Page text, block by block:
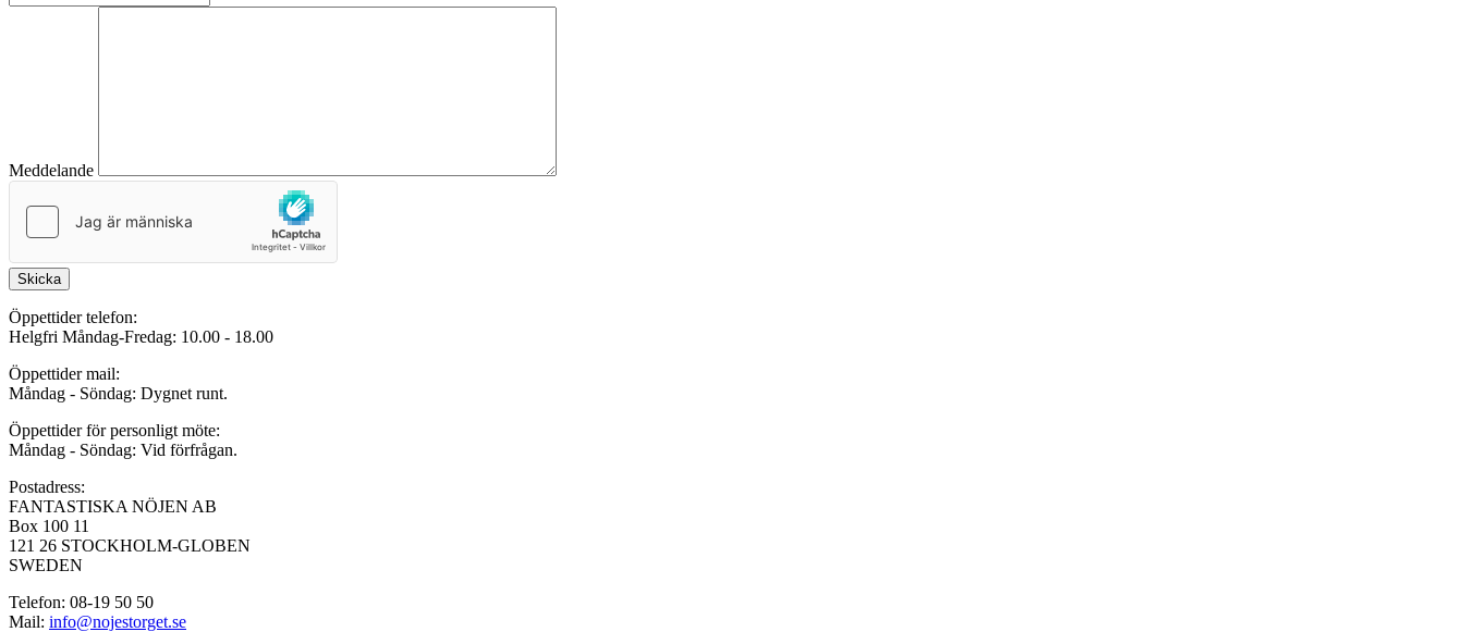
Meddelande
Skicka
Öppettider telefon:
Helgfri Måndag-Fredag: 10.00 - 18.00
Öppettider mail:
Måndag - Söndag: Dygnet runt.
Öppettider för personligt möte:
Måndag - Söndag: Vid förfrågan.
Postadress:
FANTASTISKA NÖJEN AB
Box 100 11
121 26 STOCKHOLM-GLOBEN
SWEDEN
Telefon: 08-19 50 50
Mail: info@nojestorget.se